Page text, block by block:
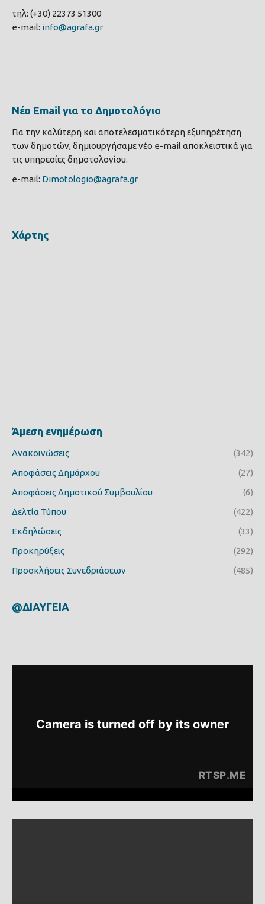
τηλ: (+30) 22373 51300
e-mail: info@agrafa.gr
Νέο Email για το Δημοτολόγιο
Για την καλύτερη και αποτελεσματικότερη εξυπηρέτηση
των δημοτών, δημιουργήσαμε νέο e-mail αποκλειστικά για
τις υπηρεσίες δημοτολογίου.
e-mail: Dimotologio@agrafa.gr
Χάρτης
Άμεση ενημέρωση
Ανακοινώσεις
(342)
Αποφάσεις Δημάρχου
(27)
Αποφάσεις Δημοτικού Συμβουλίου
(6)
Δελτία Τύπου
(422)
Εκδηλώσεις
(33)
Προκηρύξεις
(292)
Προσκλήσεις Συνεδριάσεων
(485)
@ΔΙΑΥΓΕΙΑ